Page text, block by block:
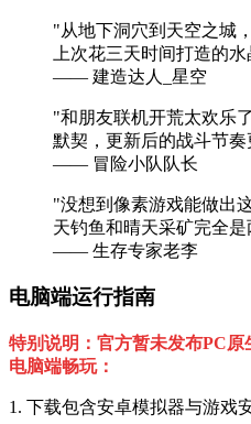
"从地下洞穴到天空之城
上次花三天时间打造的
—— 建造达人_星空
"和朋友联机开荒太欢乐
默契，更新后的战斗节
—— 冒险小队队长
"没想到像素游戏能做出
天钓鱼和晴天采矿完全
—— 生存专家老李
电脑端运行指南
特别说明：官方暂未发布PC
电脑端畅玩：
1. 下载包含安卓模拟器与游戏